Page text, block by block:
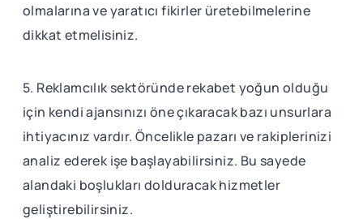
olmalarına ve yaratıcı fikirler üretebilmelerine
dikkat etmelisiniz.
5. Reklamcılık sektöründe rekabet yoğun olduğu
için kendi ajansınızı öne çıkaracak bazı unsurlara
ihtiyacınız vardır. Öncelikle pazarı ve rakiplerinizi
analiz ederek işe başlayabilirsiniz. Bu sayede
alandaki boşlukları dolduracak hizmetler
geliştirebilirsiniz.